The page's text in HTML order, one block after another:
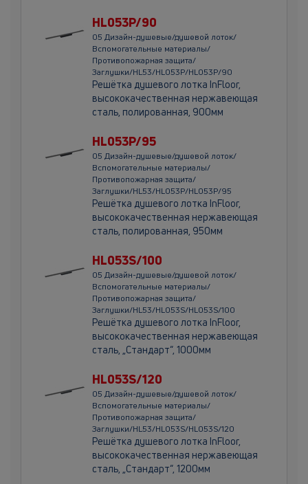
HL053P/90
05 Дизайн-душевые/душевой лоток/
Вспомогательные материалы/
Противопожарная защита/
Заглушки/HL53/HL053P/HL053P/90
Решётка душевого лотка InFloor,
высококачественная нержавеющая
сталь, полированная, 900мм
HL053P/95
05 Дизайн-душевые/душевой лоток/
Вспомогательные материалы/
Противопожарная защита/
Заглушки/HL53/HL053P/HL053P/95
Решётка душевого лотка InFloor,
высококачественная нержавеющая
сталь, полированная, 950мм
HL053S/100
05 Дизайн-душевые/душевой лоток/
Вспомогательные материалы/
Противопожарная защита/
Заглушки/HL53/HL053S/HL053S/100
Решётка душевого лотка InFloor,
высококачественная нержавеющая
сталь, „Стандарт“, 1000мм
HL053S/120
05 Дизайн-душевые/душевой лоток/
Вспомогательные материалы/
Противопожарная защита/
Заглушки/HL53/HL053S/HL053S/120
Решётка душевого лотка InFloor,
высококачественная нержавеющая
сталь, „Стандарт“, 1200мм